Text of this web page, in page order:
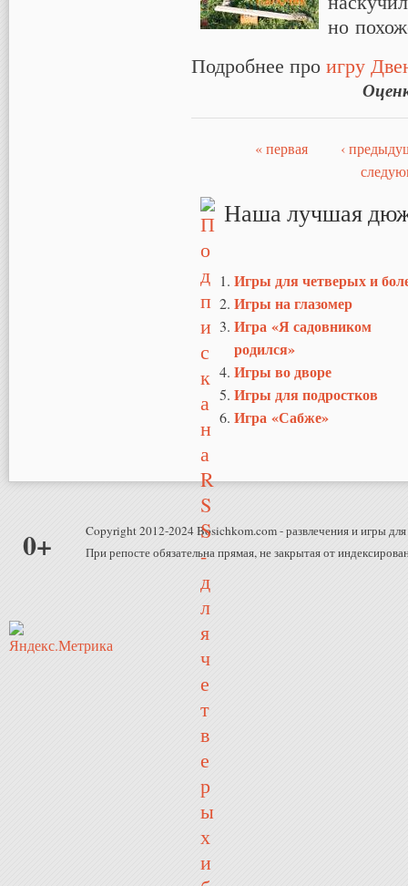
но
Подробнее про игру
Страницы
« первая
‹
Наша лучшая
Игры для четверых и
Игры на глазомер
Игра «Я садовником
родился»
Игры во дворе
Игры для подростков
Игра «Сабже»
0+
Copyright 2012-2024 Bosichkom.com - развлечения и игры для
При репосте обязательна прямая, не закрытая от